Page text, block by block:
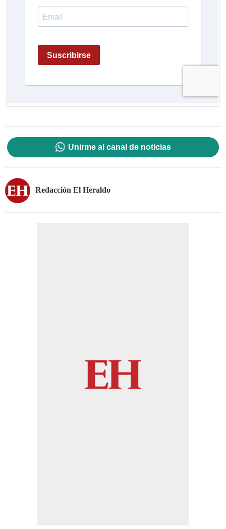
Unirme al canal de noticias
Redacción El Heraldo